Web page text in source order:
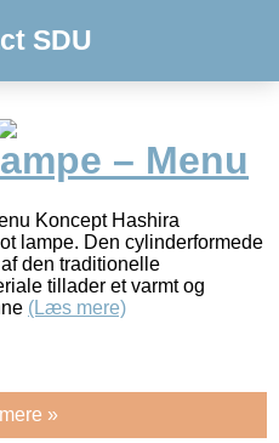
SDU
– Menu
Koncept Hashira
lampe. Den cylinderformede
den traditionelle
tillader et varmt og
(Læs mere)
»